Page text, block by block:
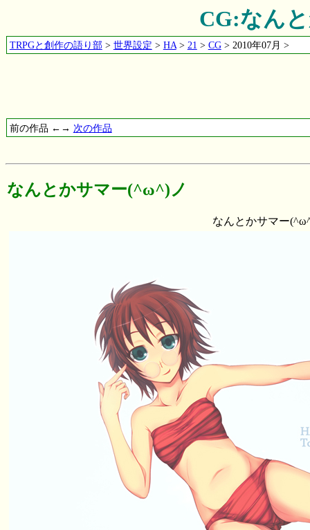
CG:なん
TRPGと創作の語り部> 世界設定 > HA> 21 > CG> 2010年07月 >
前の作品 ←→ 次の作品
なんとかサマー(^ω^)ノ
なんとかサマー